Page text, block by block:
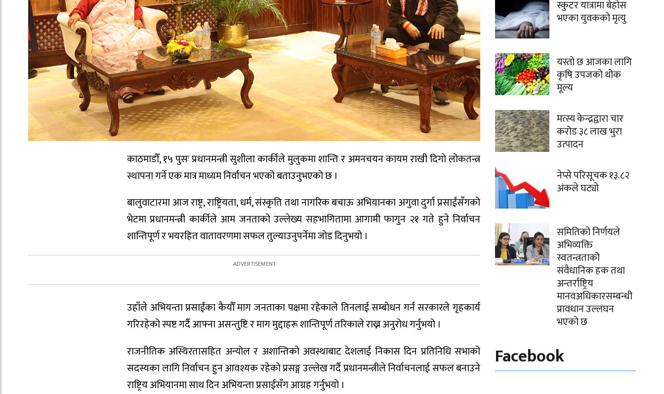
काठमाडौँ, १५ पुसः प्रधानमन्त्री सुशीला कार्कीले मुलुकमा शान्ति र अमनचयन कायम राखी दिगो लोकतन्त्र
स्थापना गर्ने एक मात्र माध्यम निर्वाचन भएको बताउनुभएको छ ।
बालुवाटारमा आज राष्ट्र, राष्ट्रियता, धर्म, संस्कृति तथा नागरिक बचाऊ अभियानका अगुवा दुर्गा प्रसाईंसँगको
भेटमा प्रधानमन्त्री कार्कीले आम जनताको उल्लेख्य सहभागितामा आगामी फागुन २१ गते हुने निर्वाचन
शान्तिपूर्ण र भयरहित वातावरणमा सफल तुल्याउनुपर्नेमा जोड दिनुभयो ।
उहाँले अभियन्ता प्रसाईंका कैयौँ माग जनताका पक्षमा रहेकाले तिनलाई सम्बोधन गर्न सरकारले गृहकार्य
गरिरहेको स्पष्ट गर्दै आफ्ना असन्तुष्टि र माग मुद्दाहरू शान्तिपूर्ण तरिकाले राख्न अनुरोध गर्नुभयो ।
राजनीतिक अस्थिरतासहित अन्योल र अशान्तिको अवस्थाबाट देशलाई निकास दिन प्रतिनिधि सभाको
सदस्यका लागि निर्वाचन हुन आवश्यक रहेको प्रसङ्ग उल्लेख गर्दै प्रधानमन्त्रीले निर्वाचनलाई सफल बनाउने
राष्ट्रिय अभियानमा साथ दिन अभियन्ता प्रसाईंसँग आग्रह गर्नुभयो ।
स्कुटर यात्रामा बेहोस
भएका युवकको मृत्यु
यस्तो छ आजका लागि
कृषि उपजको थोक
मूल्य
मत्स्य केन्द्रद्वारा चार
करोड ३८ लाख भुरा
उत्पादन
नेप्से परिसूचक १३.८२
अंकले घट्यो
समितिको निर्णयले
अभिव्यक्ति
स्वतन्त्रताको
संवैधानिक हक तथा
अन्तर्राष्ट्रिय
मानवअधिकारसम्बन्धी
प्रावधान उल्लंघन
भएको छ
Facebook